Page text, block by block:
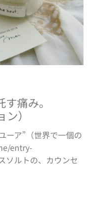
痛み。
）
ーア”（世界で一個の
entry-
ルトの、カウンセ